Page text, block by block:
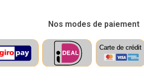
Nos modes de paiement